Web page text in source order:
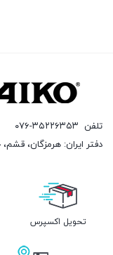
تلفن ۰۷۶-۳۵۲۲۶۳۵۳
دفتر ایران: هرمزگان،
تحویل اکسپرس